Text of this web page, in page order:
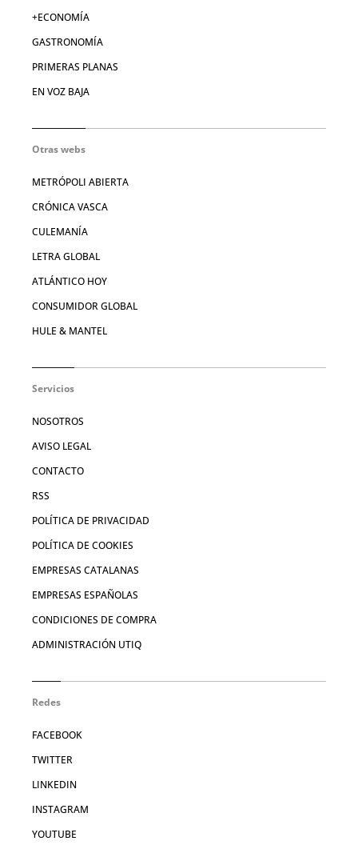
+ECONOMÍA
GASTRONOMÍA
PRIMERAS PLANAS
EN VOZ BAJA
Otras webs
METRÓPOLI ABIERTA
CRÓNICA VASCA
CULEMANÍA
LETRA GLOBAL
ATLÁNTICO HOY
CONSUMIDOR GLOBAL
HULE & MANTEL
Servicios
NOSOTROS
AVISO LEGAL
CONTACTO
RSS
POLÍTICA DE PRIVACIDAD
POLÍTICA DE COOKIES
EMPRESAS CATALANAS
EMPRESAS ESPAÑOLAS
CONDICIONES DE COMPRA
ADMINISTRACIÓN UTIQ
Redes
FACEBOOK
TWITTER
LINKEDIN
INSTAGRAM
YOUTUBE